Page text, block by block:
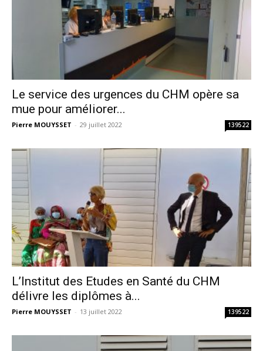
Le service des urgences du CHM opère sa
mue pour améliorer...
Pierre MOUYSSET - 29 juillet 2022 139522
L’Institut des Etudes en Santé du CHM
délivre les diplômes à...
Pierre MOUYSSET - 13 juillet 2022 139522